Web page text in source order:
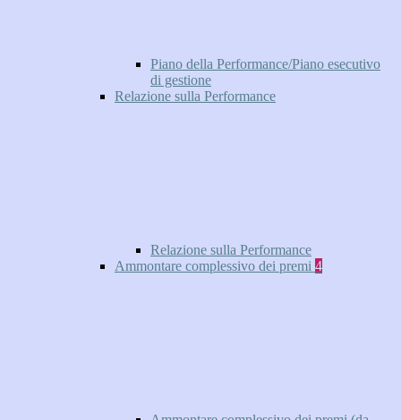
Piano della Performance/Piano esecutivo
di gestione
Relazione sulla Performance
Relazione sulla Performance
Ammontare complessivo dei premi 4